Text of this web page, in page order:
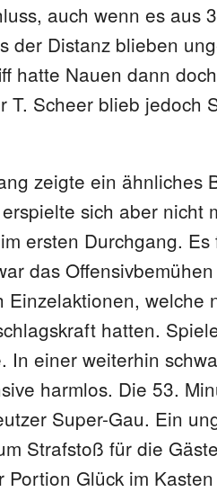
auch wenn es aus
der Distanz blieben
hatte Nauen dann
T. Scheer blieb jedoch
zeigte ein ähnliches
sich aber nicht
ersten Durchgang.
das
Einzelaktionen, welche
hatten.
In einer weiterhin
harmlos. Die 53.
Super-Gau. Ein
Strafstoß für die
Glück im